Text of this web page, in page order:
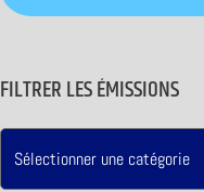
FILTRER LES ÉMISSIONS